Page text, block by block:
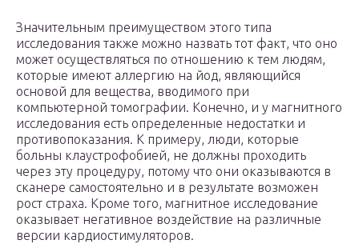
Значительным преимуществом этого типа
исследования также можно назвать тот факт, что оно
может осуществляться по отношению к тем людям,
которые имеют аллергию на йод, являющийся
основой для вещества, вводимого при
компьютерной томографии. Конечно, и у магнитного
исследования есть определенные недостатки и
противопоказания. К примеру, люди, которые
больны клаустрофобией, не должны проходить
через эту процедуру, потому что они оказываются в
сканере самостоятельно и в результате возможен
рост страха. Кроме того, магнитное исследование
оказывает негативное воздействие на различные
версии кардиостимуляторов.